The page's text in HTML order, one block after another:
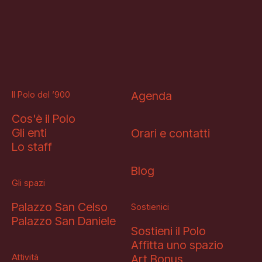
Il Polo del ‘900
Cos'è il Polo
Gli enti
Lo staff
Gli spazi
Palazzo San Celso
Palazzo San Daniele
Attività
Agenda
Orari e contatti
Blog
Sostienici
Sostieni il Polo
Affitta uno spazio
Art Bonus